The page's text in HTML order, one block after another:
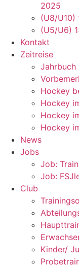
2025
(U8/U10)
(U5/U6)
Kontakt
Zeitreise
Jahrbuch
Hockey
Hockey
Hockey
Hockey
News
Jobs
Job:
Job:
Club
Kinder/